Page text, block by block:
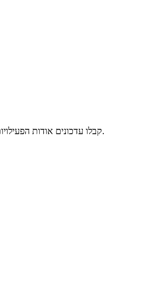
קבלו עדכונים אודות הפעילויות השונות המתקיימות בסמסטרים, המורים האורחים, הזדמנויות להתנדב ולתמוך, כתבות תוכן ומידע נוסף אודות פעילויות נוספות של עמותת שיטה וחוכמה.